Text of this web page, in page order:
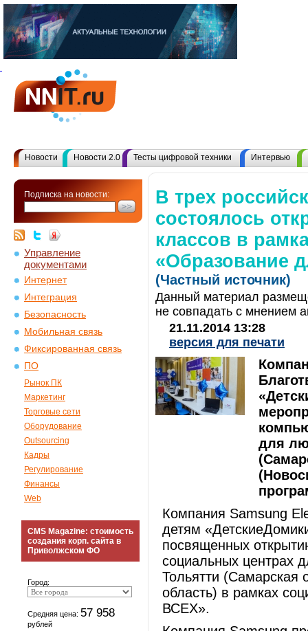
Новости Новости 2.0 Тесты цифровой техники Интервью
Подписка на новости:
Управление
документами
Интернет
Интеграция
Безопасность
Мобильная связь
Фиксированная связь
ПО
Рынок ПК
Маркетинг
Торговые сети
Оборудование
Outsourcing
Кадры
Регулирование
Финансы
Web
CMS Magazine: стоимость
создания корп. сайта в
Приволжском ФО
Город:
Средняя цена: 57 958
рублей
В трех
состоялось
классов в
«Образование
(Частный источник)
Данный материал
не совпадать с мнением
21.11.2014 13:28
версия для печати
для
Компания Samsung
детям
посвященных
социальных центрах
Тольятти (Самарская
область) в рамках
ВСЕХ».